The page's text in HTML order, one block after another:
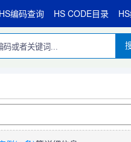
编码查询 HS CODE目录